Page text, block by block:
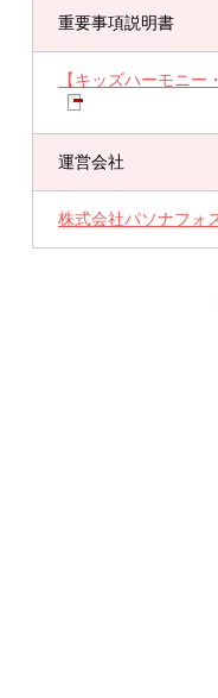
重要事項説明書
【キッズハーモニー
運営会社
株式会社パソナフォ